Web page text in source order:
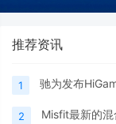
推荐资讯
1 驰为发布
2 Misfit最新的